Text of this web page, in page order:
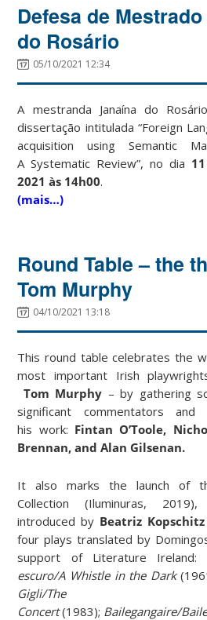
Defesa de
do Rosário
05/10/2021 12:34
A mestranda Janaína do
dissertação intitulada “Foreign
acquisition using Semantic
A Systematic Review”, no dia
2021 às 14h00.
(mais…)
Round Table – the
Tom Murphy
04/10/2021 13:18
This round table celebrates the
most important Irish
Tom Murphy – by gathering
significant commentators and
his work: Fintan O’Toole,
Brennan, and Alan Gilsenan.
It also marks the launch of
Collection (Iluminuras,
introduced by Beatriz
four plays translated by
support of Literature Ireland:
escuro/A Whistle in the Dark
Gigli/The
Concert(1983); Bailegangaire/